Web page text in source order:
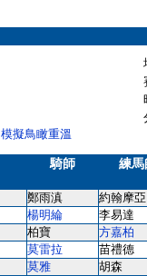
模擬鳥瞰重溫
騎師 練馬
鄭雨滇 約翰摩亞
楊明綸 李易達
柏寶 方嘉柏
莫雷拉 苗禮德
莫雅 胡森